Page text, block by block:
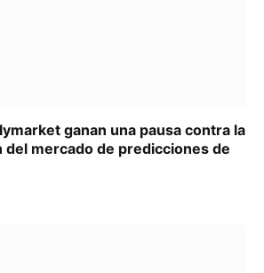
ganan una pausa contra la
del mercado de predicciones de